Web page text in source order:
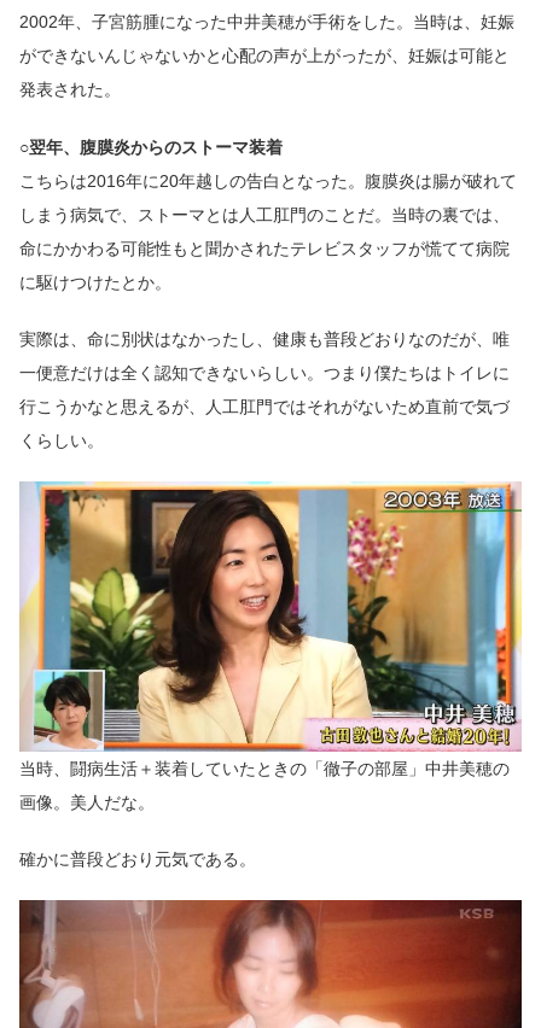
2002年、子宮筋腫になった中井美穂が手術をした。当時は、妊娠
ができないんじゃないかと心配の声が上がったが、妊娠は可能と
発表された。
○翌年、腹膜炎からのストーマ装着
こちらは2016年に20年越しの告白となった。腹膜炎は腸が破れて
しまう病気で、ストーマとは人工肛門のことだ。当時の裏では、
命にかかわる可能性もと聞かされたテレビスタッフが慌てて病院
に駆けつけたとか。
実際は、命に別状はなかったし、健康も普段どおりなのだが、唯
一便意だけは全く認知できないらしい。つまり僕たちはトイレに
行こうかなと思えるが、人工肛門ではそれがないため直前で気づ
くらしい。
当時、闘病生活＋装着していたときの「徹子の部屋」中井美穂の
画像。美人だな。
確かに普段どおり元気である。